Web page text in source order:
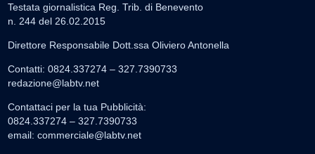
Testata giornalistica Reg. Trib. di Benevento
n. 244 del 26.02.2015
Direttore Responsabile Dott.ssa Oliviero Antonella
Contatti: 0824.337274 – 327.7390733
redazione@labtv.net
Contattaci per la tua Pubblicità:
0824.337274 – 327.7390733
email: commerciale@labtv.net